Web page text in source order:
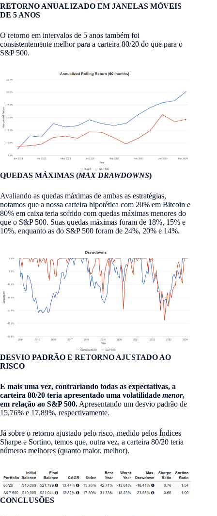
RETORNO ANUALIZADO EM JANELAS MÓVEIS
DE 5 ANOS
O retorno em intervalos de 5 anos também foi
consistentemente melhor para a carteira 80/20 do que para o
S&P 500.
QUEDAS MÁXIMAS (MAX DRAWDOWNS)
Avaliando as quedas máximas de ambas as estratégias,
notamos que a nossa carteira hipotética com 20% em Bitcoin e
80% em caixa teria sofrido com quedas máximas menores do
que o S&P 500. Suas quedas máximas foram de 18%, 15% e
10%, enquanto as do S&P 500 foram de 24%, 20% e 14%.
DESVIO PADRÃO E RETORNO AJUSTADO AO
RISCO
E mais uma vez, contrariando todas as expectativas, a
carteira 80/20 teria apresentado uma volatilidade menor,
em relação ao S&P 500. Apresentando um desvio padrão de
15,76% e 17,89%, respectivamente.
Já sobre o retorno ajustado pelo risco, medido pelos Índices
Sharpe e Sortino, temos que, outra vez, a carteira 80/20 teria
números melhores (quanto maior, melhor).
CONCLUSÕES